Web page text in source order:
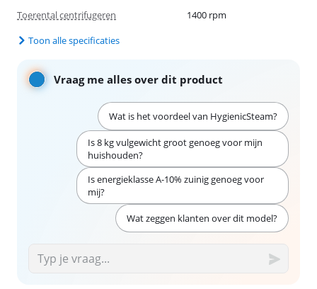
Toerental centrifugeren
1400 rpm
Toon alle specificaties
Vraag me alles over dit product
Wat is het voordeel van HygienicSteam?
Is 8 kg vulgewicht groot genoeg voor mijn
huishouden?
Is energieklasse A-10% zuinig genoeg voor
mij?
Wat zeggen klanten over dit model?